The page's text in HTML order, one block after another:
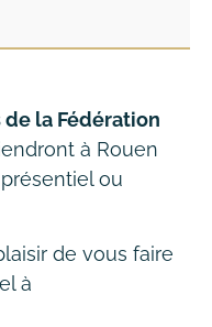
la Fédération
à Rouen
ou
de vous faire
à